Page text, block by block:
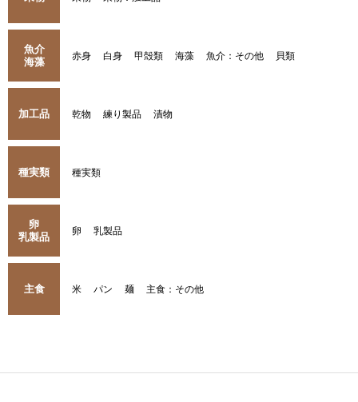
魚介
海藻
赤身 白身 甲殻類 海藻 魚介：その他 貝類
加工品 乾物 練り製品 漬物
種実類 種実類
卵
乳製品
卵 乳製品
主食 米 パン 麺 主食：その他